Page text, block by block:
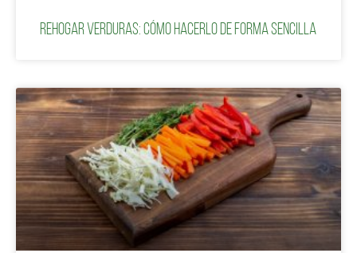
Rehogar verduras: Cómo hacerlo de forma sencilla